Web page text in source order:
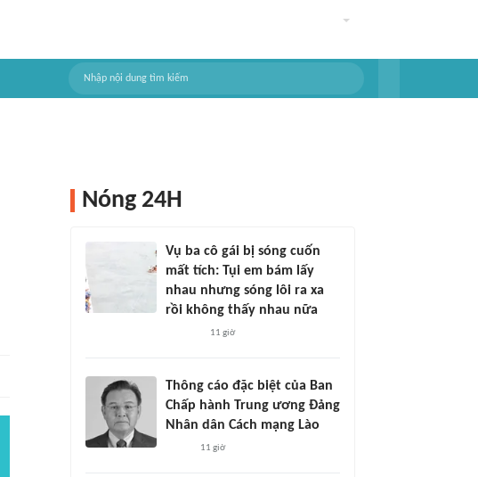
Nóng 24H
Vụ ba cô gái bị sóng cuốn
mất tích: Tụi em bám lấy
nhau nhưng sóng lôi ra xa
rồi không thấy nhau nữa
11 giờ
Thông cáo đặc biệt của Ban
Chấp hành Trung ương Đảng
Nhân dân Cách mạng Lào
11 giờ